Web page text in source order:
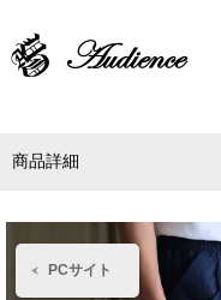
PCサイト
商品詳細